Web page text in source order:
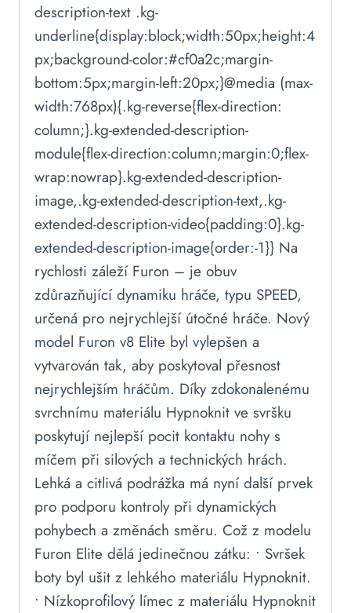
description-text .kg-
underline{display:block;width:50px;height:4
px;background-color:#cf0a2c;margin-
bottom:5px;margin-left:20px;}@media (max-
width:768px){.kg-reverse{flex-direction:
column;}.kg-extended-description-
module{flex-direction:column;margin:0;flex-
wrap:nowrap}.kg-extended-description-
image,.kg-extended-description-text,.kg-
extended-description-video{padding:0}.kg-
extended-description-image{order:-1}} Na
rychlosti záleží Furon – je obuv
zdůrazňující dynamiku hráče, typu SPEED,
určená pro nejrychlejší útočné hráče. Nový
model Furon v8 Elite byl vylepšen a
vytvarován tak, aby poskytoval přesnost
nejrychlejším hráčům. Díky zdokonalenému
svrchnímu materiálu Hypnoknit ve svršku
poskytují nejlepší pocit kontaktu nohy s
míčem při silových a technických hrách.
Lehká a citlivá podrážka má nyní další prvek
pro podporu kontroly při dynamických
pohybech a změnách směru. Což z modelu
Furon Elite dělá jedinečnou zátku: • Svršek
boty byl ušit z lehkého materiálu Hypnoknit.
• Nízkoprofilový límec z materiálu Hypnoknit